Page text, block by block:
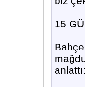
15
anlattı: